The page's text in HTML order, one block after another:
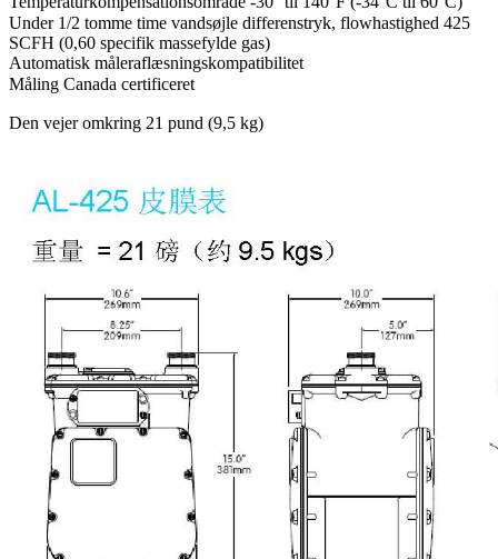
Under 1/2 tomme time vandsøjle differenstryk, flowhastighed 425
SCFH (0,60 specifik massefylde gas)
Automatisk måleraflæsningskompatibilitet
Måling Canada certificeret
Den vejer omkring 21 pund (9,5 kg)